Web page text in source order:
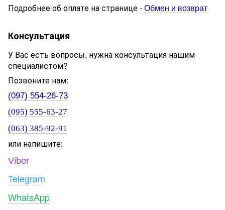
Подробнее об оплате на странице - Обмен и возврат
Консультация
У Вас есть вопросы, нужна консультация нашим
специалистом?
Позвоните нам:
(097) 554-26-73
(095) 555-63-27
(063) 385-92-91
или напишите:
Viber
Telegram
WhatsApp